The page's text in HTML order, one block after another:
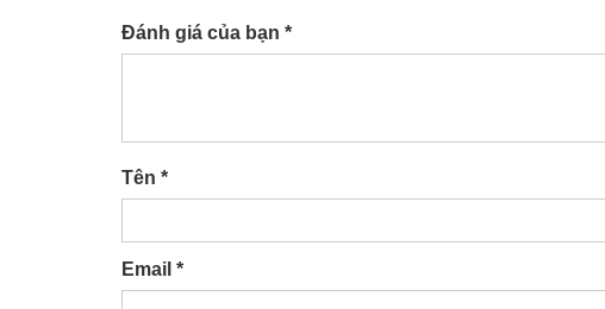
Đánh giá của bạn *
Tên *
Email *